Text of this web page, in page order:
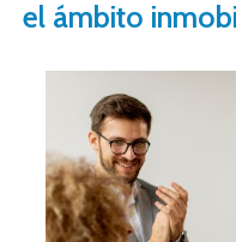
el ámbito